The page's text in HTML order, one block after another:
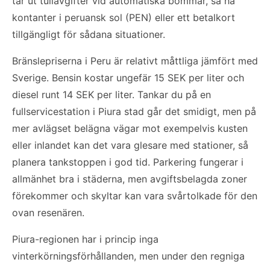
kontanter i peruansk sol (PEN) eller ett betalkort
tillgängligt för sådana situationer.
Bränslepriserna i Peru är relativt måttliga jämfört med
Sverige. Bensin kostar ungefär 15 SEK per liter och
diesel runt 14 SEK per liter. Tankar du på en
fullservicestation i Piura stad går det smidigt, men på
mer avlägset belägna vägar mot exempelvis kusten
eller inlandet kan det vara glesare med stationer, så
planera tankstoppen i god tid. Parkering fungerar i
allmänhet bra i städerna, men avgiftsbelagda zoner
förekommer och skyltar kan vara svårtolkade för den
ovan resenären.
Piura-regionen har i princip inga
vinterkörningsförhållanden, men under den regniga